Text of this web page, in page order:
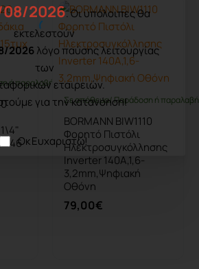
08/2026. Οι υπόλοιπες θα
εκτελεστούν
2026λόγο παύσης λειτουργίας
των
εταιρειών.
για την κατανόηση!
Οκ Ευχαριστώ!
ή παραλαβή έως 10 ημέρες
Σε απόθεμα/ Παράδοση ή
BORMANN BIW1110
Φορητό Πιστόλι
Ηλεκτροσυγκόλλησης
Inverter 140A,1,6-
3,2mm,Ψηφιακή
Οθόνη
79,00€